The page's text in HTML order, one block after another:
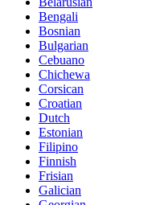
Bengali
Bosnian
Bulgarian
Cebuano
Chichewa
Corsican
Croatian
Dutch
Estonian
Filipino
Finnish
Frisian
Galician